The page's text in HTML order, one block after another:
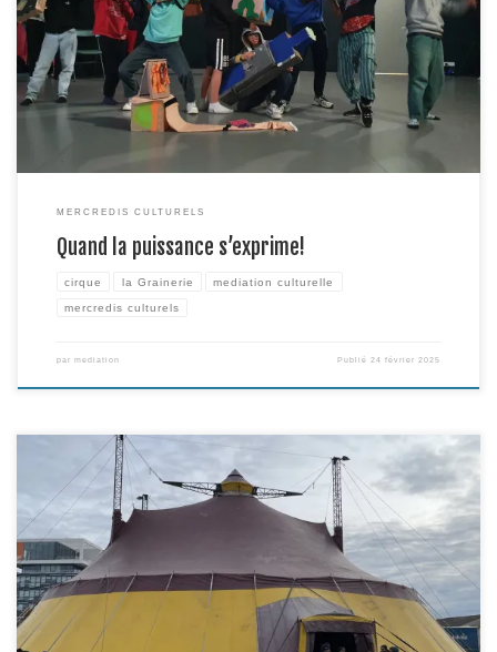
original dans le cadre du dispositif des Mercredis Culturels, en
collaboration avec le BBB Centre d’Art. Trois jours intenses placés sous le
signe de la puissance, guidés par les artistes Giulia Trafossi, Alicia Paturot
(cirque et […]
MERCREDIS CULTURELS
Quand la puissance s’exprime!
cirque la Grainerie mediation culturelle
mercredis culturels
par mediation Publié 24 février 2025
Le collectif du Surnatural Orchestra s’est installé à la Grainerie depuis le
lundi 25 novembre dernier. Il est en représentation jusqu’à la fin du mois
de décembre pour non pas un mais deux spectacles dans le cadre de la
place au chap’ qui accueille chaque année une compagnie sous chapiteau
[…]